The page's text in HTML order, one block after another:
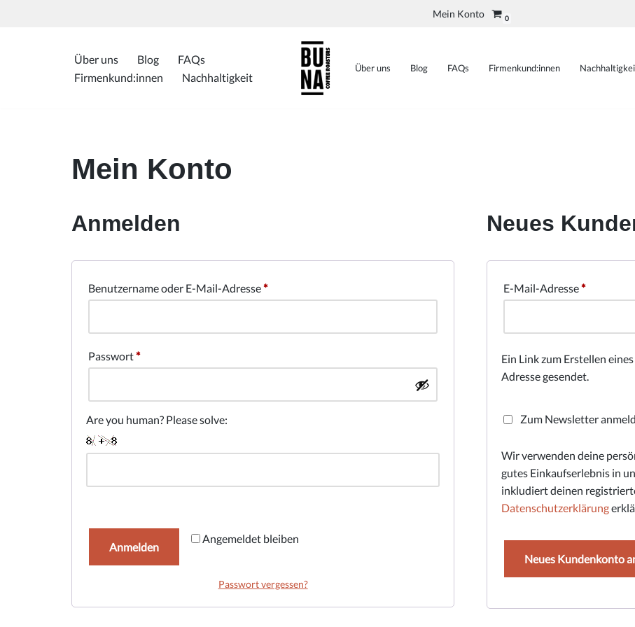
Mein Konto 0
Über uns Blog
FAQs
Firmenkund:innen
Nachhaltigkeit
Über uns Blog FAQs Firmenkund:innen
Mein Konto
Anmelden
Benutzername oder E-Mail-Adresse*
Passwort*
Are you human? Please solve:
Angemeldet bleiben
Anmelden
Passwort vergessen?
Neues
E-Mail-Adresse*
Ein Link zum Erstellen
Adresse gesendet.
Zum Newsletter
Wir verwenden deine
gutes Einkaufserlebnis in
inkludiert deinen
Datenschutzerklärung
Neues Kundenkonto